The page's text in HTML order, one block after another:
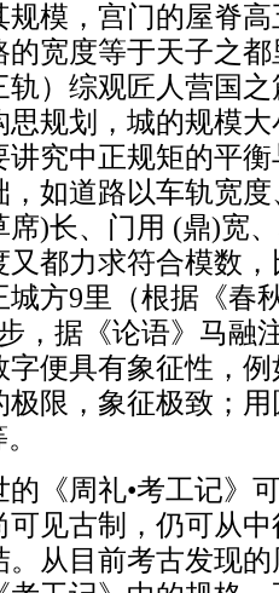
模，宫门的屋脊
的宽度等于天子之
）综观匠人营国
规划，城的规模
讲究中正规矩的平
如道路以车轨宽
)长、门用 (鼎)宽
都力求符合模数
城方9里（根据《春
，据《论语》马融
字便具有象征性，
限，象征极致；
《周礼•考工记》
可见古制，仍可从
从目前考古发现